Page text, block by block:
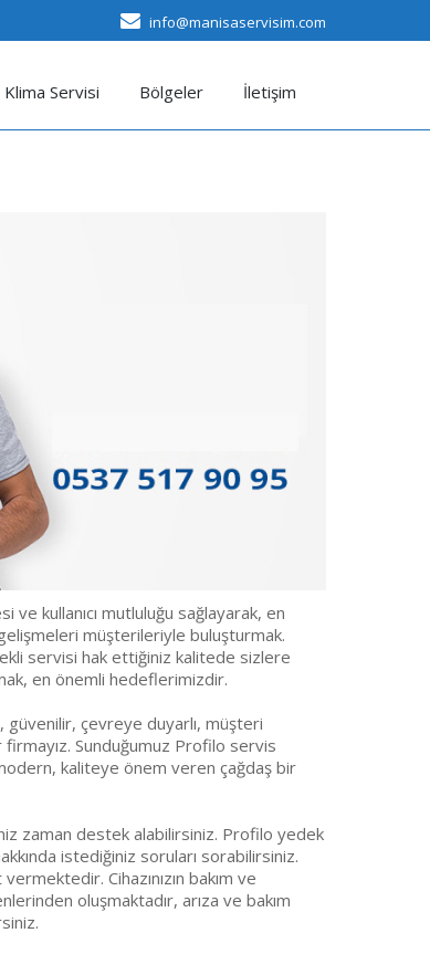
info@manisaservisim.com
Klima Servisi Bölgeler İletişim
kullanıcı mutluluğu sağlayarak, en
müşterileriyle buluşturmak.
servisi hak ettiğiniz kalitede sizlere
en önemli hedeflerimizdir.
çevreye duyarlı, müşteri
Sunduğumuz Profilo servis
kaliteye önem veren çağdaş bir
zaman destek alabilirsiniz. Profilo yedek
istediğiniz soruları sorabilirsiniz.
Cihazınızın bakım ve
oluşmaktadır, arıza ve bakım